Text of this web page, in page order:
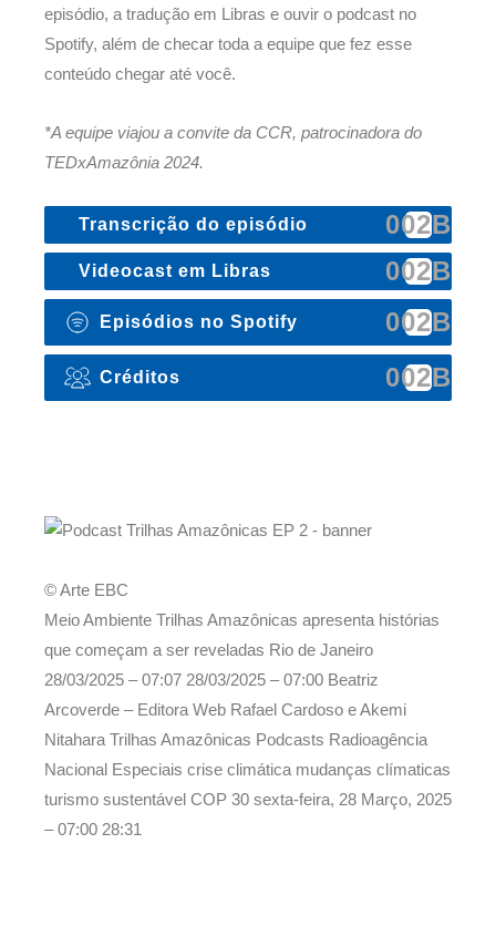
episódio, a tradução em Libras e ouvir o podcast no
Spotify, além de checar toda a equipe que fez esse
conteúdo chegar até você.
*A equipe viajou a convite da CCR, patrocinadora do
TEDxAmazônia 2024.
Transcrição do episódio
PODCAST Trilhas Amazônicas
Episódio 2 –
Histórias Invisíveis
VINHETA:Trilhas Amazônicas
podcast Trilhas Amazônicas, vamos falar de
históricas ocultas e buscam formas de preservar
conhecimentos milenares, que podem se perder
junto com a derrubada da floresta. Vem com a
gente nessa jornada para descobrir o passado e
entender o presente do maior bioma do Brasil,
necessário para garantir o futuro da humanidade
do planeta.
SOBE SOM
Videocast em Libras
Em breve
Episódios no Spotify
Créditos
apresentação
Edição, roteiro,
adaptação e
montagem
Akemi Nitahara
Coordenação de
processos e
supervisão
Beatriz
Arcoverde
© Arte EBC
Meio Ambiente Trilhas Amazônicas apresenta histórias
que começam a ser reveladas Rio de Janeiro
28/03/2025 – 07:07 28/03/2025 – 07:00 Beatriz
Arcoverde – Editora Web Rafael Cardoso e Akemi
Nitahara Trilhas Amazônicas Podcasts Radioagência
Nacional Especiais crise climática mudanças clímaticas
turismo sustentável COP 30 sexta-feira, 28 Março, 2025
– 07:00 28:31